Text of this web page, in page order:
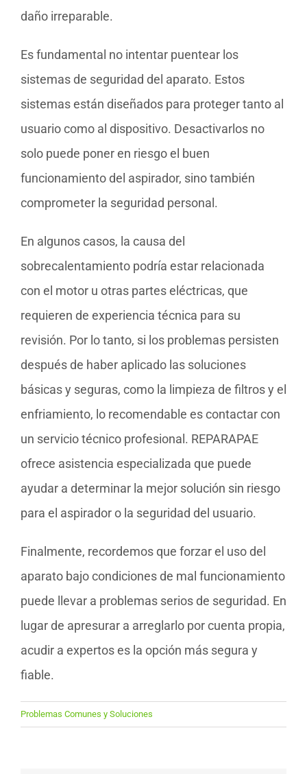
daño irreparable.
Es fundamental no intentar puentear los
sistemas de seguridad del aparato. Estos
sistemas están diseñados para proteger tanto al
usuario como al dispositivo. Desactivarlos no
solo puede poner en riesgo el buen
funcionamiento del aspirador, sino también
comprometer la seguridad personal.
En algunos casos, la causa del
sobrecalentamiento podría estar relacionada
con el motor u otras partes eléctricas, que
requieren de experiencia técnica para su
revisión. Por lo tanto, si los problemas persisten
después de haber aplicado las soluciones
básicas y seguras, como la limpieza de filtros y el
enfriamiento, lo recomendable es contactar con
un servicio técnico profesional. REPARAPAE
ofrece asistencia especializada que puede
ayudar a determinar la mejor solución sin riesgo
para el aspirador o la seguridad del usuario.
Finalmente, recordemos que forzar el uso del
aparato bajo condiciones de mal funcionamiento
puede llevar a problemas serios de seguridad. En
lugar de apresurar a arreglarlo por cuenta propia,
acudir a expertos es la opción más segura y
fiable.
Problemas Comunes y Soluciones